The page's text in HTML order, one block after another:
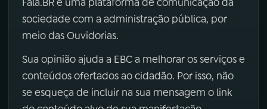
sociedade com a administração pública, por
meio das Ouvidorias.
Sua opinião ajuda a EBC a melhorar os serviços e
conteúdos ofertados ao cidadão. Por isso, não
se esqueça de incluir na sua mensagem o link